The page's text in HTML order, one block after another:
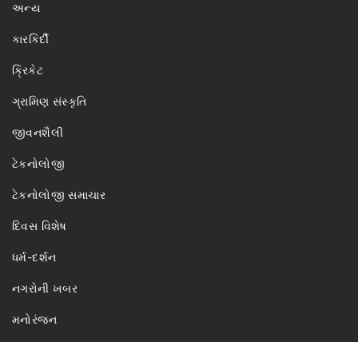
અન્ય
કારકિર્દી
ક્રિકેટ
ગ્રામિણ સંસ્કૃતિ
જીવનશૈલી
ટેકનોલોજી
ટેકનોલોજી સમાચાર
દિવસ વિશેષ
ધર્મ-દર્શન
નગરોની ખબર
મનોરંજન